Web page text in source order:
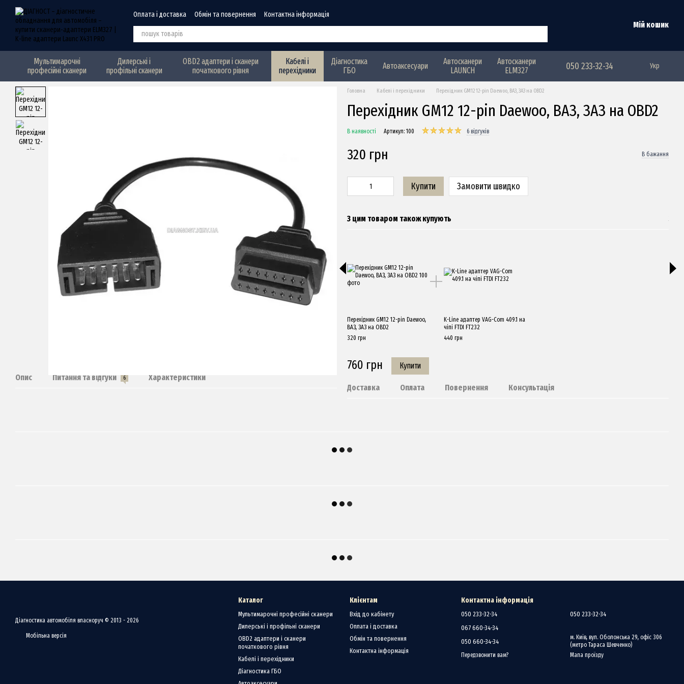
Перейти до основного контенту
Оплата і доставка Обмін та повернення Контактна інформація
Мій кошик
Мультимарочні
професійні сканери
Дилерські і
профільні сканери
OBD2 адаптери і сканери
початкового рівня
Кабелі і
перехідники
Діагностика
ГБО
Автоаксесуари
Автосканери
LAUNCH
Автосканери
ELM327
050 233-32-34 Укр
Опис Питання та відгуки 6 Характеристики
Головна Кабелі і перехідники Перехідник GM12 12-pin Daewoo, ВАЗ, ЗАЗ на OBD2
Перехідник GM12 12-pin Daewoo, ВАЗ, ЗАЗ на OBD2
В наявності Артикул: 100 6 відгуків
320 грн В бажання
Купити Замовити швидко
З цим товаром також купують
Перехідник GM12 12-pin Daewoo,
ВАЗ, ЗАЗ на OBD2
320 грн
K-Line адаптер VAG-Com 409.1 на
чіпі FTDI FT232
440 грн
760 грн Купити
Доставка Оплата Повернення Консультація
Діагностика автомобіля власноруч © 2013 - 2026
Мобільна версія
Каталог
Мультимарочні професійні сканери
Дилерські і профільні сканери
OBD2 адаптери і сканери
початкового рівня
Кабелі і перехідники
Діагностика ГБО
Клієнтам
Вхід до кабінету
Оплата і доставка
Обмін та повернення
Контактна інформація
Контактна інформація
050 233-32-34
067 660-34-34
050 660-34-34
Передзвонити вам?
050 233-32-34
м. Київ, вул. Оболонська 29, офіс 306
(метро Тараса Шевченко)
Мапа проїзду